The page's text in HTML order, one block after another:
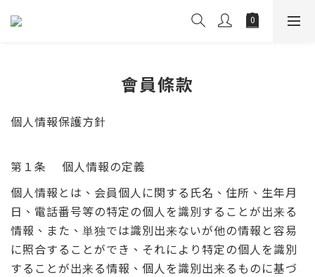
會員條款
個人情報保護方針
第１条 個人情報の定義
個人情報とは、会員個人に関する氏名、住所、生年月
日、電話番号等の特定の個人を識別することが出来る
情報、また、単独では識別出来ないが他の情報と容易
に照合することができ、それにより特定の個人を識別
することが出来る情報、個人を識別出来るものに基づ